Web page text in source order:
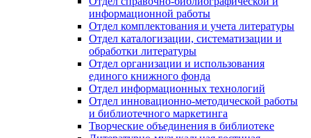
информационной работы
Отдел комплектования и учета литературы
Отдел каталогизации, систематизации и
обработки литературы
Отдел организации и использования
единого книжного фонда
Отдел информационных технологий
Отдел инновационно-методической работы
и библиотечного маркетинга
Творческие объединения в библиотеке